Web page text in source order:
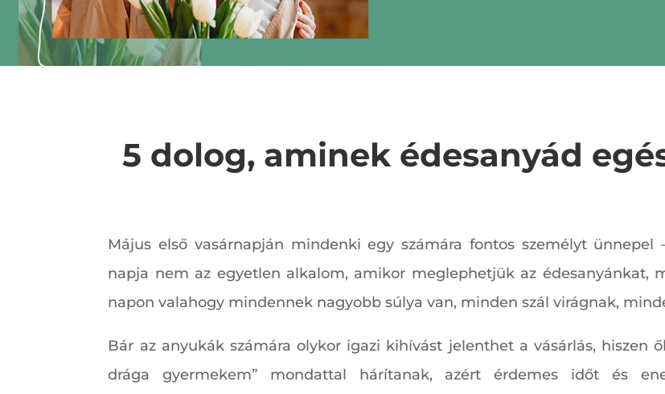
5 dolog, aminek édesanyád
Május első vasárnapján mindenki egy számára fontos személyt ünnepel
napja nem az egyetlen alkalom, amikor meglephetjük az édesanyánkat,
napon valahogy mindennek nagyobb súlya van, minden szál virágnak,
Bár az anyukák számára olykor igazi kihívást jelenthet a vásárlás,
drága gyermekem” mondattal hárítanak, azért érdemes időt és